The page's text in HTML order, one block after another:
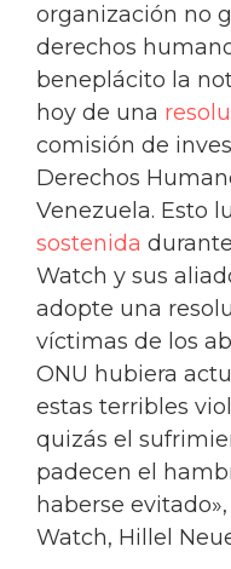
organización no
derechos
beneplácito la
hoy de una
comisión de
Derechos
Venezuela. Esto
sostenida
Watch y sus
adopte una
víctimas de los
ONU hubiera
estas terribles
quizás el
padecen el
haberse
Watch, Hillel